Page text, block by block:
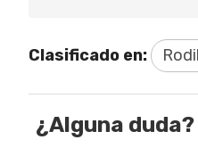
Clasificado en:
¿Alguna